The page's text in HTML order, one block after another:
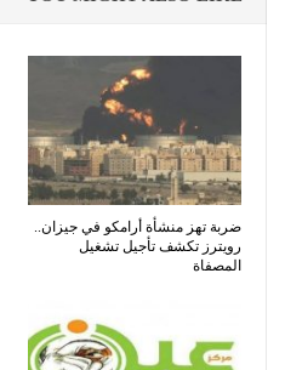
ضربة تهز منشأة أرامكو في جيزان..
رويترز تكشف تأجيل تشغيل
المصفاة